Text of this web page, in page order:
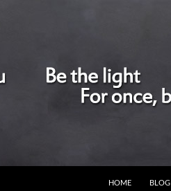
HOME
BLOG